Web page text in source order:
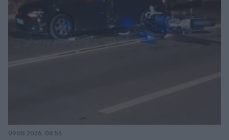
09.08.2026, 08:55